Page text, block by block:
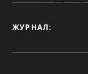
ЖУРНАЛ: